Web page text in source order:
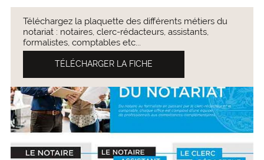
Téléchargez la plaquette des différents métiers du
notariat : notaires, clerc-rédacteurs, assistants,
formalistes, comptables etc...
TÉLÉCHARGER LA FICHE